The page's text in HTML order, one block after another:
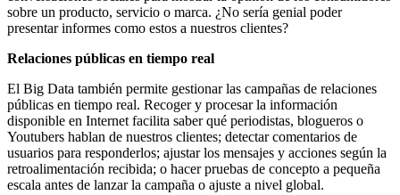
sobre un producto, servicio o marca. ¿No sería genial poder
presentar informes como estos a nuestros clientes?
Relaciones públicas en tiempo real
El Big Data también permite gestionar las campañas de relaciones
públicas en tiempo real. Recoger y procesar la información
disponible en Internet facilita saber qué periodistas, blogueros o
Youtubers hablan de nuestros clientes; detectar comentarios de
usuarios para responderlos; ajustar los mensajes y acciones según la
retroalimentación recibida; o hacer pruebas de concepto a pequeña
escala antes de lanzar la campaña o ajuste a nivel global.